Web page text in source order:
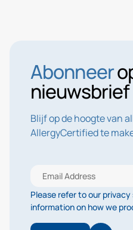
Abonneer
nieuwsbrief
Blijf op de hoogte van
AllergyCertified te
Please refer to our
information on how we